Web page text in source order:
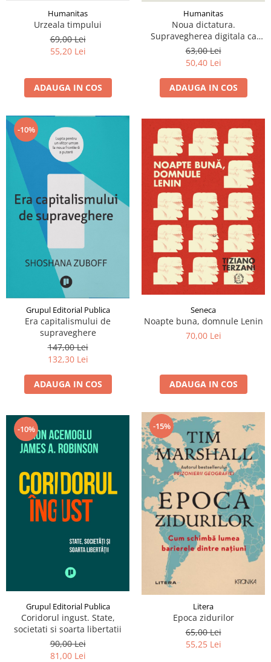
Humanitas
Urzeala timpului
69,00 Lei
55,20 Lei
ADAUGA IN COS
Humanitas
Noua dictatura.
Supravegherea digitala ca
politica de stat în China
63,00 Lei
50,40 Lei
ADAUGA IN COS
-10%
Grupul Editorial Publica
Era capitalismului de
supraveghere
147,00 Lei
132,30 Lei
ADAUGA IN COS
Seneca
Noapte buna, domnule Lenin
70,00 Lei
ADAUGA IN COS
-10%
Grupul Editorial Publica
Coridorul ingust. State,
societati si soarta libertatii
90,00 Lei
81,00 Lei
-15%
Litera
Epoca zidurilor
65,00 Lei
55,25 Lei